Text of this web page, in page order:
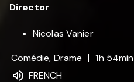
Director
Nicolas Vanier
Comédie, Drame
1h 54min
FRENCH